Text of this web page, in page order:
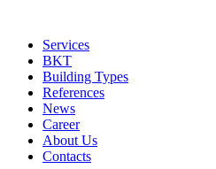
contentServices
BKT
Building Types
References
News
Career
About Us
Contacts